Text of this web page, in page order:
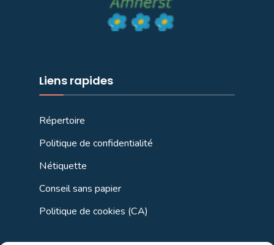
Liens rapides
Répertoire
Politique de confidentialité
Nétiquette
Conseil sans papier
Politique de cookies (CA)